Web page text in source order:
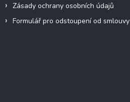
Zásady ochrany osobních údajů
Formulář pro odstoupení od smlouvy